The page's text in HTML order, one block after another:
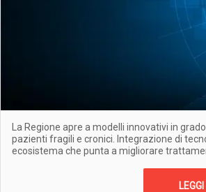
La Regione apre a modelli innovativi in
pazienti fragili e cronici. Integrazione di
ecosistema che punta a migliorare